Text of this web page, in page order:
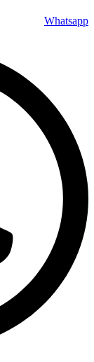
Whatsapp